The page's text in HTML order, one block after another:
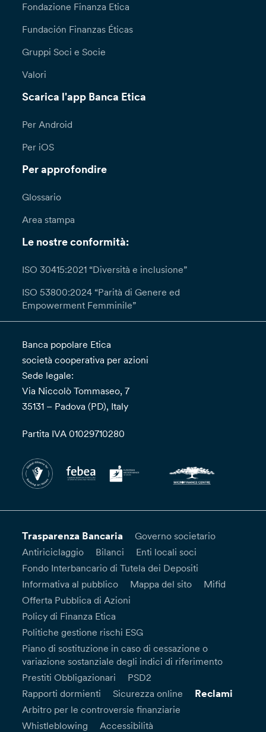
Fondazione Finanza Etica
Fundación Finanzas Éticas
Gruppi Soci e Socie
Valori
Scarica l'app Banca Etica
Per Android
Per iOS
Per approfondire
Glossario
Area stampa
Le nostre conformità:
ISO 30415:2021 “Diversità e inclusione”
ISO 53800:2024 “Parità di Genere ed
Empowerment Femminile”
Banca popolare Etica
società cooperativa per azioni
Sede legale:
Via Niccolò Tommaseo, 7
35131 – Padova (PD), Italy
Partita IVA 01029710280
Trasparenza Bancaria
Governo societario
Antiriciclaggio
Bilanci
Enti locali soci
Fondo Interbancario di Tutela dei Depositi
Informativa al pubblico
Mappa del sito
Mifid
Offerta Pubblica di Azioni
Policy di Finanza Etica
Politiche gestione rischi ESG
Piano di sostituzione in caso di cessazione o
variazione sostanziale degli indici di riferimento
Prestiti Obbligazionari
PSD2
Rapporti dormienti
Sicurezza online Reclami
Arbitro per le controversie finanziarie
Whistleblowing
Accessibilità